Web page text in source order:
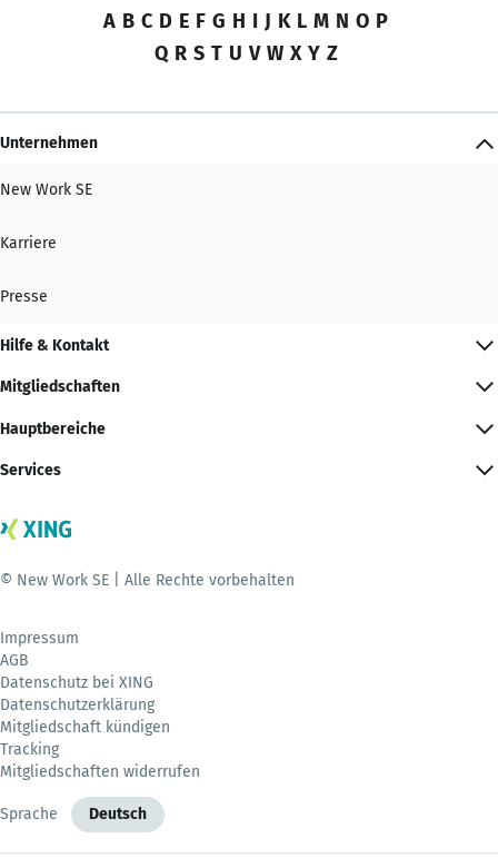
A B C D E F G H I J K L M N O P
Q R S T U V W X Y Z
Unternehmen
New Work SE
Karriere
Presse
Hilfe & Kontakt
Mitgliedschaften
Hauptbereiche
Services
© New Work SE | Alle Rechte vorbehalten
Impressum
AGB
Datenschutz bei XING
Datenschutzerklärung
Mitgliedschaft kündigen
Tracking
Mitgliedschaften widerrufen
Sprache Deutsch